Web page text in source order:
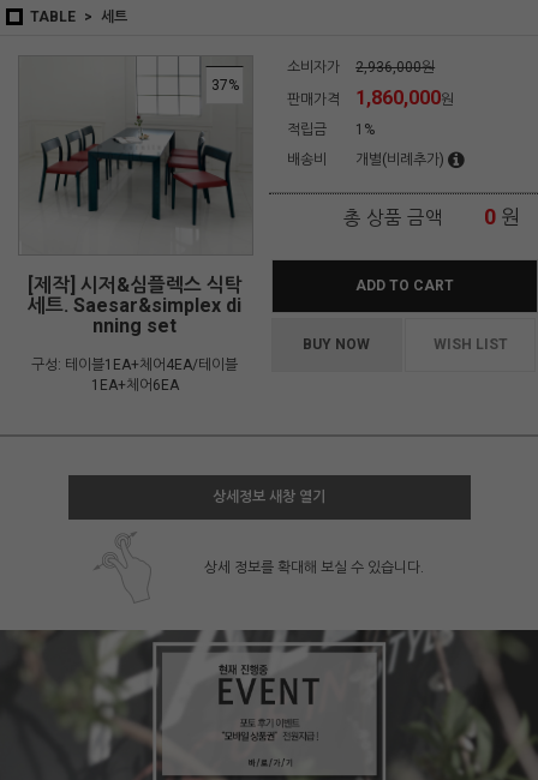
TABLE 세트
37%
[제작] 시저&심플렉스 식탁
세트. Saesar&simplex di
nning set
구성: 테이블1EA+체어4EA/테이블
1EA+체어6EA
소비자가
2,936,000원
판매가격
1,860,000원
적립금
1%
배송비
개별(비례추가)
총 상품 금액 0 원
ADD TO CART
BUY NOW WISH LIST
상세정보 새창 열기
상세 정보를 확대해 보실 수 있습니다.